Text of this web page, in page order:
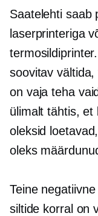
Saatelehti saab
laserprinteriga
soovitav
on vaja teha
ülimalt tähtis, et
oleksid
oleks
Teine
siltide korral on